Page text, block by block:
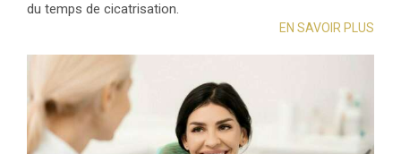
du temps de cicatrisation.
EN SAVOIR PLUS